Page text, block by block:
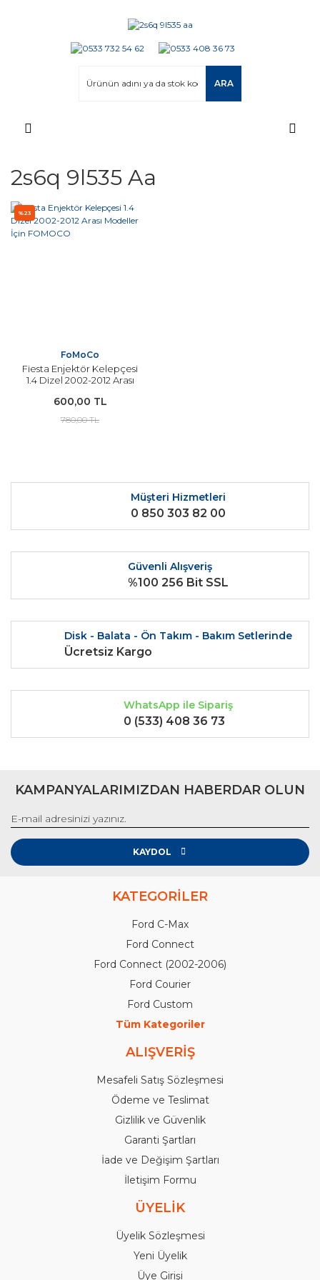
ARA
2s6q 9l535 Aa
%23
FoMoCo
Fiesta Enjektör Kelepçesi
1.4 Dizel 2002-2012 Arası
600,00 TL
780,00 TL
Müşteri Hizmetleri
0 850 303 82 00
Güvenli Alışveriş
%100 256 Bit SSL
Disk - Balata - Ön Takım - Bakım Setlerinde
Ücretsiz Kargo
WhatsApp ile Sipariş
0 (533) 408 36 73
KAMPANYALARIMIZDAN HABERDAR OLUN
KAYDOL
KATEGORİLER
Ford C-Max
Ford Connect
Ford Connect (2002-2006)
Ford Courier
Ford Custom
Tüm Kategoriler
ALIŞVERİŞ
Mesafeli Satış Sözleşmesi
Ödeme ve Teslimat
Gizlilik ve Güvenlik
Garanti Şartları
İade ve Değişim Şartları
İletişim Formu
ÜYELİK
Üyelik Sözleşmesi
Yeni Üyelik
Üye Girişi